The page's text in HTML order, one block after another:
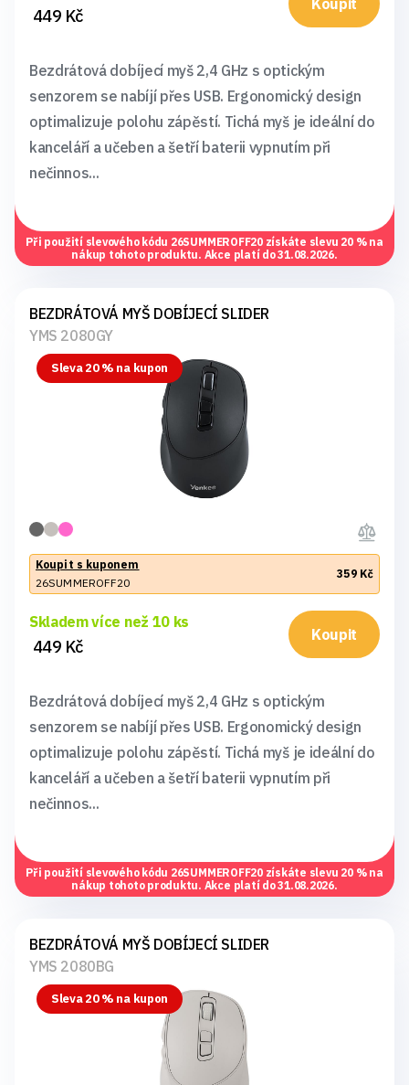
449 Kč
Bezdrátová dobíjecí myš 2,4 GHz s optickým
senzorem se nabíjí přes USB. Ergonomický design
optimalizuje polohu zápěstí. Tichá myš je ideální do
kanceláří a učeben a šetří baterii vypnutím při
nečinnos...
Při použití slevového kódu 26SUMMEROFF20 získáte slevu 20 % na
nákup tohoto produktu. Akce platí do 31.08.2026.
BEZDRÁTOVÁ MYŠ DOBÍJECÍ SLIDER
YMS 2080GY
Sleva 20 % na kupon
Koupit s kuponem
26SUMMEROFF20
359 Kč
Skladem více než 10 ks
449 Kč
Koupit
Bezdrátová dobíjecí myš 2,4 GHz s optickým
senzorem se nabíjí přes USB. Ergonomický design
optimalizuje polohu zápěstí. Tichá myš je ideální do
kanceláří a učeben a šetří baterii vypnutím při
nečinnos...
Při použití slevového kódu 26SUMMEROFF20 získáte slevu 20 % na
nákup tohoto produktu. Akce platí do 31.08.2026.
BEZDRÁTOVÁ MYŠ DOBÍJECÍ SLIDER
YMS 2080BG
Sleva 20 % na kupon